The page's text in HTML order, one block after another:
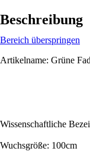
Beschreibung
Bereich überspringen
Artikelname: Grüne
Wissenschaftliche
Wuchsgröße: 100cm